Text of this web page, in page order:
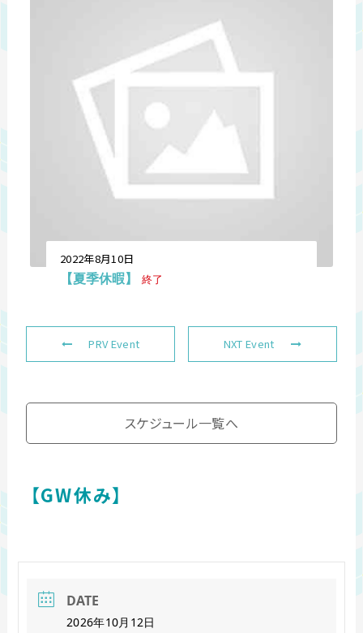
2022年8月10日
【夏季休暇】 終了
PRV Event NXT Event
スケジュール一覧へ
【GW休み】
DATE
2026年10月12日